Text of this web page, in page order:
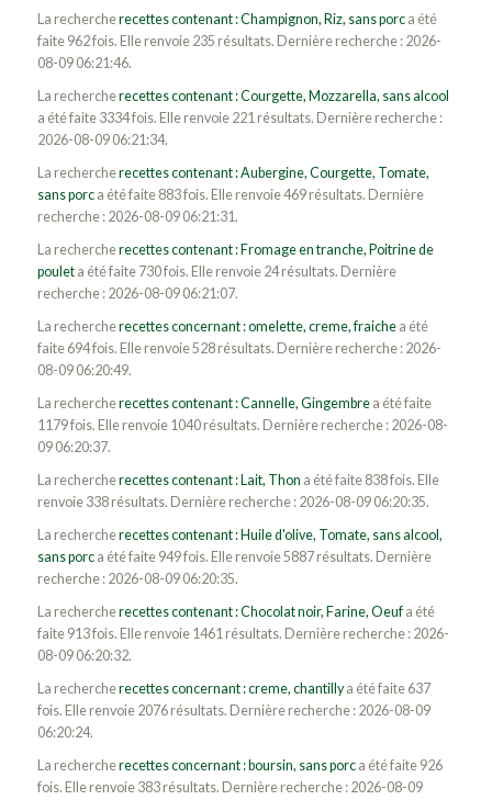
La rechercherecettes contenant : Champignon, Riz, sans porca été
faite 962 fois. Elle renvoie 235 résultats. Dernière recherche : 2026-
08-09 06:21:46.
La rechercherecettes contenant : Courgette, Mozzarella, sans alcool
a été faite 3334 fois. Elle renvoie 221 résultats. Dernière recherche :
2026-08-09 06:21:34.
La rechercherecettes contenant : Aubergine, Courgette, Tomate,
sans porca été faite 883 fois. Elle renvoie 469 résultats. Dernière
recherche : 2026-08-09 06:21:31.
La rechercherecettes contenant : Fromage en tranche, Poitrine de
pouleta été faite 730 fois. Elle renvoie 24 résultats. Dernière
recherche : 2026-08-09 06:21:07.
La rechercherecettes concernant : omelette, creme, fraichea été
faite 694 fois. Elle renvoie 528 résultats. Dernière recherche : 2026-
08-09 06:20:49.
La rechercherecettes contenant : Cannelle, Gingembrea été faite
1179 fois. Elle renvoie 1040 résultats. Dernière recherche : 2026-08-
09 06:20:37.
La rechercherecettes contenant : Lait, Thon a été faite 838 fois. Elle
renvoie 338 résultats. Dernière recherche : 2026-08-09 06:20:35.
La rechercherecettes contenant : Huile d'olive, Tomate, sans alcool,
sans porca été faite 949 fois. Elle renvoie 5887 résultats. Dernière
recherche : 2026-08-09 06:20:35.
La rechercherecettes contenant : Chocolat noir, Farine, Oeufa été
faite 913 fois. Elle renvoie 1461 résultats. Dernière recherche : 2026-
08-09 06:20:32.
La rechercherecettes concernant : creme, chantillya été faite 637
fois. Elle renvoie 2076 résultats. Dernière recherche : 2026-08-09
06:20:24.
La rechercherecettes concernant : boursin, sans porca été faite 926
fois. Elle renvoie 383 résultats. Dernière recherche : 2026-08-09